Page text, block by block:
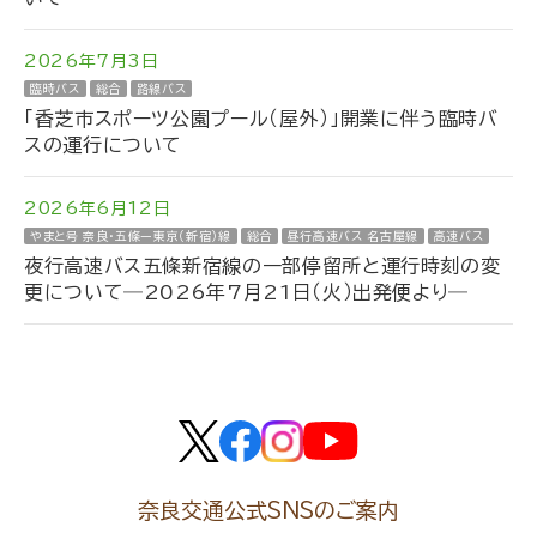
2026年7月3日
臨時バス 総合 路線バス
「香芝市スポーツ公園プール（屋外）」開業に伴う臨時バ
スの運行について
2026年6月12日
やまと号 奈良・五條ー東京（新宿）線 総合 昼行高速バス 名古屋線 高速バス
夜行高速バス五條新宿線の一部停留所と運行時刻の変
更について―2026年7月21日（火）出発便より―
奈良交通公式SNSのご案内